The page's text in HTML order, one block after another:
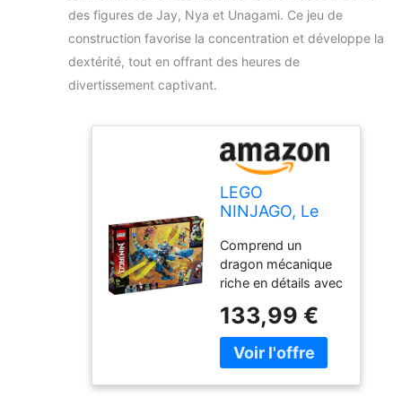
des figures de Jay, Nya et Unagami. Ce jeu de
construction favorise la concentration et développe la
dextérité, tout en offrant des heures de
divertissement captivant.
LEGO
NINJAGO, Le
de Jay, Set de
construction
avec figures
Jay, Nya et
Unagami,
Figures d'action
Prime Empire,
127 pièces,
Comprend un
dragon mécanique
riche en détails avec
membres, la queue
et les mâchoires
mobiles, qui peut
133,99 €